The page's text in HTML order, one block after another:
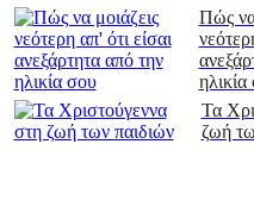
Πώς να
Τα
ζωή